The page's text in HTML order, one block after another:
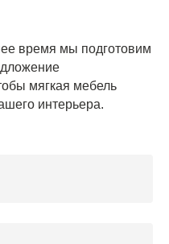
время мы подготовим
мягкая мебель
интерьера.